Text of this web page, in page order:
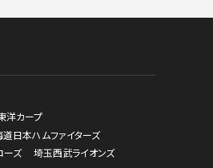
洋カープ
日本ハムファイターズ
ーズ 埼玉西武ライオンズ